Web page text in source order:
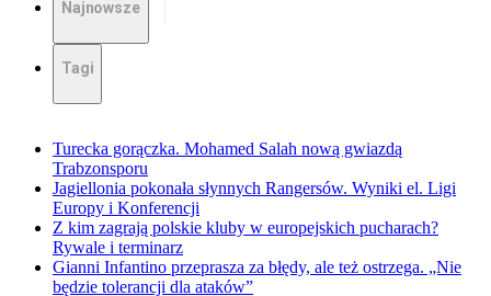
Najnowsze
Tagi
Turecka gorączka. Mohamed Salah nową gwiazdą
Trabzonsporu
Jagiellonia pokonała słynnych Rangersów. Wyniki el. Ligi
Europy i Konferencji
Z kim zagrają polskie kluby w europejskich pucharach?
Rywale i terminarz
Gianni Infantino przeprasza za błędy, ale też ostrzega. „Nie
będzie tolerancji dla ataków”